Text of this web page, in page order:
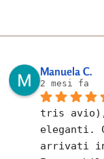
Manuela C.
2 mesi fa
tris
eleganti.
arrivati in